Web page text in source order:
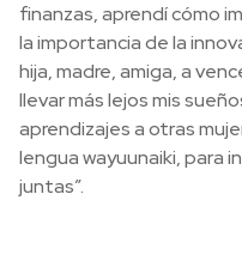
finanzas, aprendí cómo
la importancia de la
hija, madre, amiga, a
llevar más lejos mis
aprendizajes a otras
lengua wayuunaiki, para
juntas”.